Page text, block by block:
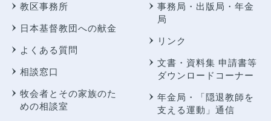
教区事務所
日本基督教団への献金
よくある質問
相談窓口
牧会者とその家族のた
めの相談室
事務局・出版局・年金
局
リンク
文書・資料集 申請書等
ダウンロードコーナー
年金局・
「隠退教師を
支える運動」通信